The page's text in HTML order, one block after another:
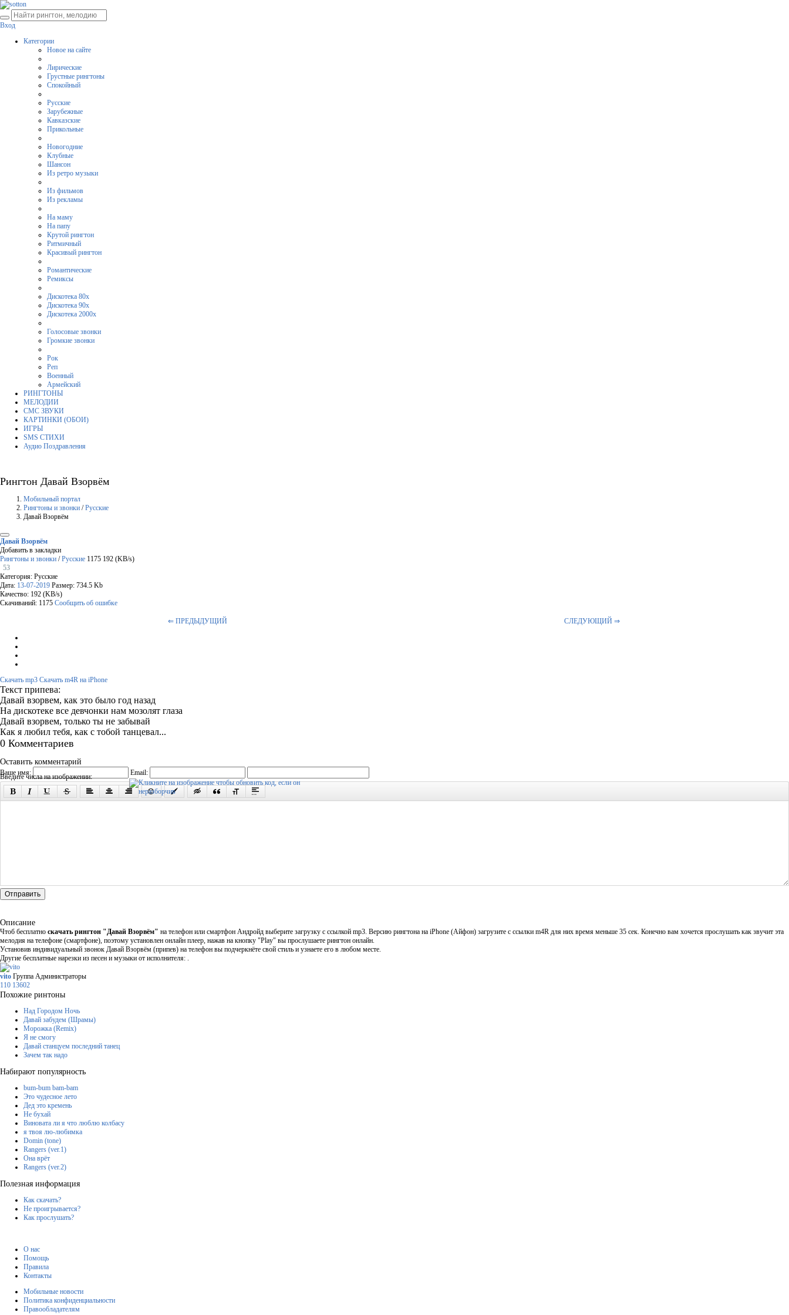
Вход
Категории
Новое на сайте
Лирические
Грустные рингтоны
Спокойный
Русские
Зарубежные
Кавказские
Прикольные
Новогодние
Клубные
Шансон
Из ретро музыки
Из фильмов
Из рекламы
На маму
На папу
Крутой рингтон
Ритмичный
Красивый рингтон
Романтические
Ремиксы
Дискотека 80х
Дискотека 90х
Дискотека 2000х
Голосовые звонки
Громкие звонки
Рок
Реп
Военный
Армейский
РИНГТОНЫ
МЕЛОДИИ
СМС ЗВУКИ
КАРТИНКИ (ОБОИ)
ИГРЫ
SMS СТИХИ
Аудио Поздравления
Рингтон Давай Взорвём
Мобильный портал
Рингтоны и звонки /Русские
Давай Взорвём
Давай Взорвём
Добавить в закладки
Рингтоны и звонки /Русские 1175 192 (KB/s)
53
Категория: Русские
Дата: 13-07-2019 Размер: 734.5 Kb
Качество: 192 (KB/s)
Скачиваний: 1175 Сообщить об ошибке
⇐ ПРЕДЫДУЩИЙ СЛЕДУЮЩИЙ ⇒
Скачать mp3 Скачать m4R на iPhone
Текст припева:
Давай взорвем, как это было год назад
На дискотеке все девчонки нам мозолят глаза
Давай взорвем, только ты не забывай
Как я любил тебя, как с тобой танцевал...
0 Комментариев
Оставить комментарий
Ваше имя: Email:
Введите числа на изображении:
Отправить
Описание
Чтоб бесплатно скачать рингтон "Давай Взорвём" на телефон или смартфон Андройд выберите загрузку с ссылкой mp3. Версию рингтона на iPhone (Айфон) загрузите с ссылки m4R для них время меньше 35 сек. Конечно вам хочется прослушать как звучит эта
мелодия на телефоне (смартфоне), поэтому установлен онлайн плеер, нажав на кнопку "Play" вы прослушаете рингтон онлайн.
Установив индивидуальный звонок Давай Взорвём (припев) на телефон вы подчеркнёте свой стиль и узнаете его в любом месте.
Другие бесплатные нарезки из песен и музыки от исполнителя: .
vito Группа Администраторы
110 13602
Похожие ринтоны
Над Городом Ночь
Давай забудем (Шрамы)
Морожка (Remix)
Я не смогу
Давай станцуем последний танец
Зачем так надо
Набирают популярность
bum-bum bam-bam
Это чудесное лето
Дед это кремень
Не бухай
Виновата ли я что люблю колбасу
я твоя лю-любимка
Domin (tone)
Rangers (ver.1)
Она врёт
Rangers (ver.2)
Полезная информация
Как скачать?
Не проигрывается?
Как прослушать?
О нас
Помощь
Правила
Контакты
Мобильные новости
Политика конфиденциальности
Правообладателям